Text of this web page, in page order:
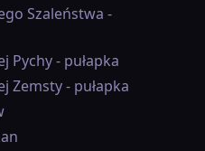
Szaleństwa -
Pychy - pułapka
Zemsty - pułapka